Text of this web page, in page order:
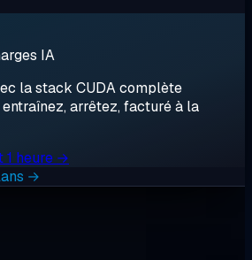
IA
la stack CUDA complète
arrêtez, facturé à la
1 heure →
→